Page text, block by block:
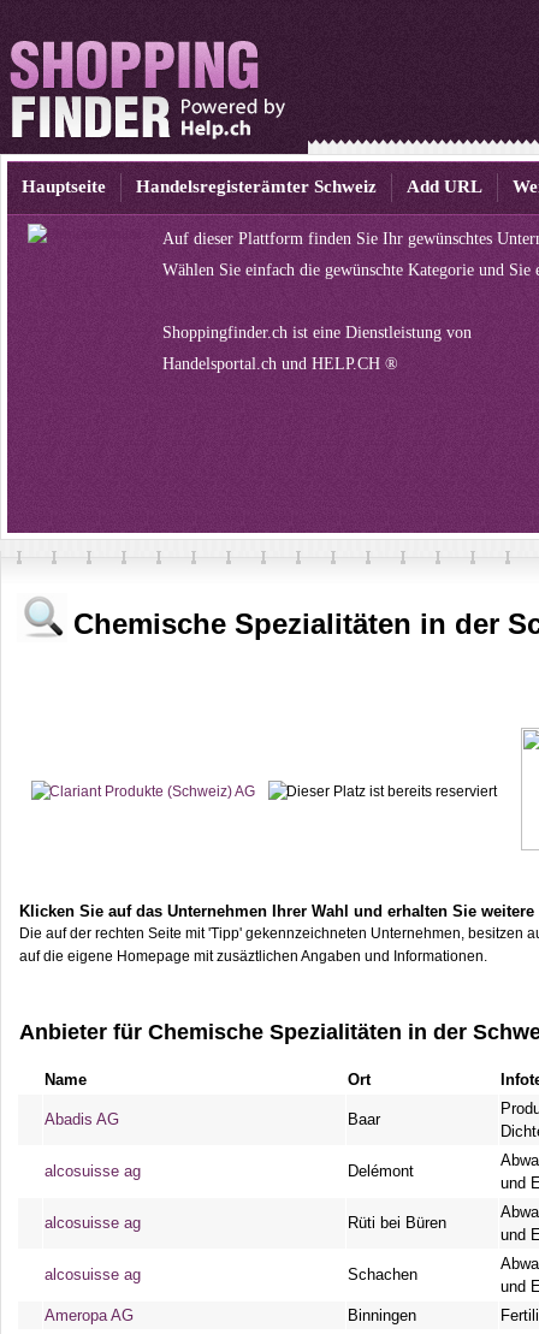
Hauptseite Handelsregisterämter Schweiz Add URL
Auf dieser Plattform finden Sie Ihr gewünschtes
Wählen Sie einfach die gewünschte Kategorie und
Shoppingfinder.ch ist eine Dienstleistung von
Handelsportal.ch und HELP.CH ®
Chemische Spezialitäten in der
Klicken Sie auf das Unternehmen Ihrer Wahl und erhalten Sie
Die auf der rechten Seite mit 'Tipp' gekennzeichneten Unternehmen, besitzen
auf die eigene Homepage mit zusäztlichen Angaben und Informationen.
Anbieter für Chemische Spezialitäten in der
Name Ort
Abadis AG Baar
alcosuisse ag Delémont
und
alcosuisse ag Rüti bei Büren
und
alcosuisse ag Schachen
und
Ameropa AG
Binningen